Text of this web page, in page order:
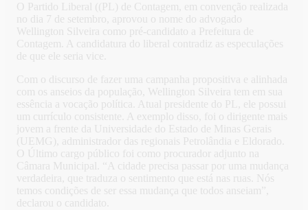
O Partido Liberal ((PL) de Contagem, em convenção realizada
no dia 7 de setembro, aprovou o nome do advogado
Wellington Silveira como pré-candidato a Prefeitura de
Contagem. A candidatura do liberal contradiz as especulações
de que ele seria vice.
Com o discurso de fazer uma campanha propositiva e alinhada
com os anseios da população, Wellington Silveira tem em sua
essência a vocação política. Atual presidente do PL, ele possui
um currículo consistente. A exemplo disso, foi o dirigente mais
jovem a frente da Universidade do Estado de Minas Gerais
(UEMG), administrador das regionais Petrolândia e Eldorado.
O Último cargo público foi como procurador adjunto na
Câmara Municipal. “A cidade precisa passar por uma mudança
verdadeira, que traduza o sentimento que está nas ruas. Nós
temos condições de ser essa mudança que todos anseiam”,
declarou o candidato.